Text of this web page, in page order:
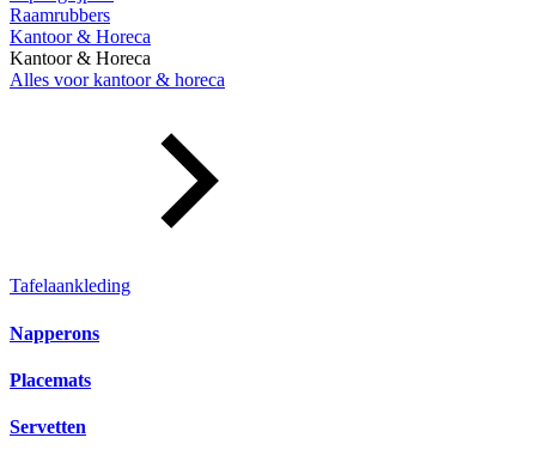
Raamrubbers
Kantoor & Horeca
Kantoor & Horeca
Alles voor kantoor & horeca
Tafelaankleding
Napperons
Placemats
Servetten